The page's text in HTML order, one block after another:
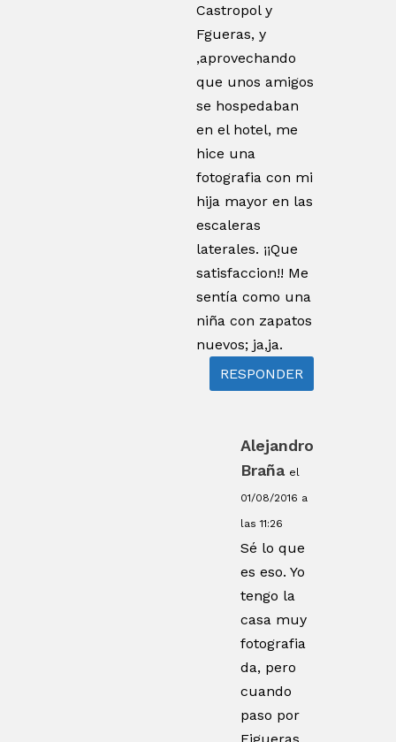
Castropol y
Fgueras, y
,aprovechando
que unos amigos
se hospedaban
en el hotel, me
hice una
fotografia con mi
hija mayor en las
escaleras
laterales. ¡¡Que
satisfaccion!! Me
sentía como una
niña con zapatos
nuevos; ja,ja.
RESPONDER
Alejandro
Braña el
01/08/2016 a
las 11:26
Sé lo que
es eso. Yo
tengo la
casa muy
fotografia
da, pero
cuando
paso por